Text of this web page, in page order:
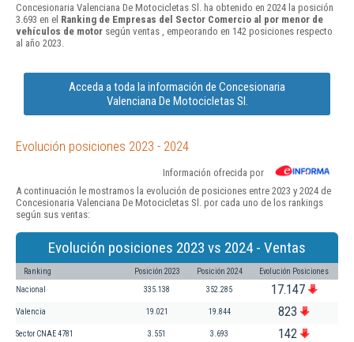
Concesionaria Valenciana De Motocicletas Sl. ha obtenido en 2024 la posición
3.693 en el Ranking de Empresas del Sector Comercio al por menor de
vehículos de motor según ventas , empeorando en 142 posiciones respecto
al año 2023.
Acceda a toda la información de Concesionaria
Valenciana De Motocicletas Sl.
Evolución posiciones 2023 - 2024
Información ofrecida por
A continuación le mostramos la evolución de posiciones entre 2023 y 2024 de
Concesionaria Valenciana De Motocicletas Sl. por cada uno de los rankings
según sus ventas:
Evolución posiciones 2023 vs 2024 - Ventas
Ranking Posición 2023 Posición 2024 Evolución Posiciones
Nacional 335.138 352.285 17.147
Valencia 19.021 19.844 823
Sector CNAE 4781 3.551 3.693 142